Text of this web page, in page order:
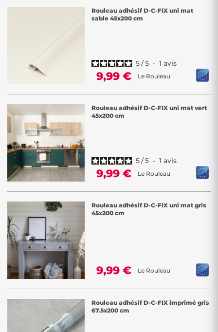
Rouleau adhésif D-C-FIX uni mat
sable 45x200 cm
5/5 - 1 avis
9,99 € Le Rouleau
Rouleau adhésif D-C-FIX uni mat vert
45x200 cm
5/5 - 1 avis
9,99 € Le Rouleau
Rouleau adhésif D-C-FIX uni mat gris
45x200 cm
9,99 € Le Rouleau
Rouleau adhésif D-C-FIX imprimé gris
67.5x200 cm